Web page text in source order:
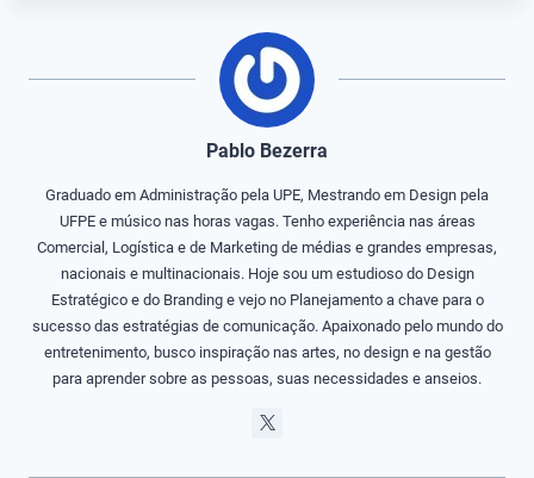
Pablo Bezerra
Graduado em Administração pela UPE, Mestrando em Design pela
UFPE e músico nas horas vagas. Tenho experiência nas áreas
Comercial, Logística e de Marketing de médias e grandes empresas,
nacionais e multinacionais. Hoje sou um estudioso do Design
Estratégico e do Branding e vejo no Planejamento a chave para o
sucesso das estratégias de comunicação. Apaixonado pelo mundo do
entretenimento, busco inspiração nas artes, no design e na gestão
para aprender sobre as pessoas, suas necessidades e anseios.